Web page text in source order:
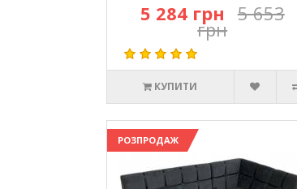
5 284 грн 5 653
грн
КУПИТИ
РОЗПРОДАЖ